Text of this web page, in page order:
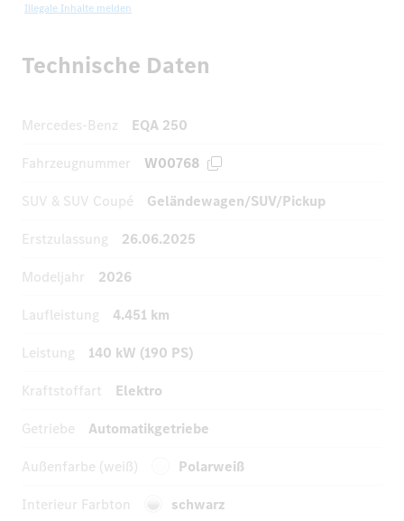
Technische Daten
Mercedes-Benz
EQA 250
Fahrzeugnummer
W00768
SUV & SUV Coupé
Geländewagen/SUV/Pickup
Erstzulassung
26.06.2025
Modeljahr
2026
Laufleistung
4.451 km
Leistung
140 kW (190 PS)
Kraftstoffart
Elektro
Getriebe
Automatikgetriebe
Außenfarbe (weiß)
Polarweiß
Interieur Farbton
schwarz
Illegale Inhalte melden